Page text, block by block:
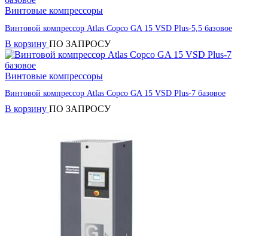
Винтовые компрессоры
Винтовой компрессор Atlas Copco GA 15 VSD Plus-5,5 базовое
В корзину ПО ЗАПРОСУ
Винтовые компрессоры
Винтовой компрессор Atlas Copco GA 15 VSD Plus-7 базовое
В корзину ПО ЗАПРОСУ